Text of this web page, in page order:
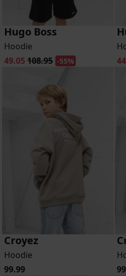
Hugo Boss
Hoodie
49.05 108.95 -55%
Croyez
Hoodie
99.99